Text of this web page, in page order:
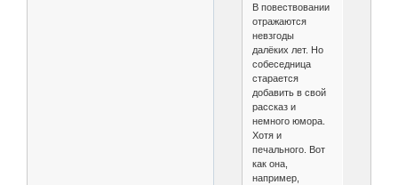
В повествовании
отражаются
невзгоды
далёких лет. Но
собеседница
старается
добавить в свой
рассказ и
немного юмора.
Хотя и
печального. Вот
как она,
например,